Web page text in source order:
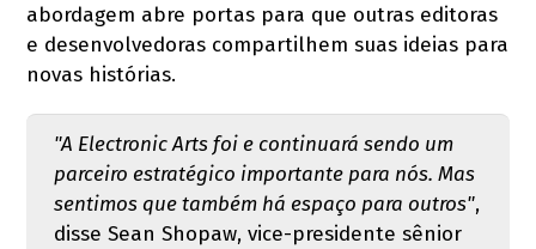
abordagem abre portas para que outras editoras
e desenvolvedoras compartilhem suas ideias para
novas histórias.
"A Electronic Arts foi e continuará sendo um
parceiro estratégico importante para nós. Mas
sentimos que também há espaço para outros",
disse Sean Shopaw, vice-presidente sênior